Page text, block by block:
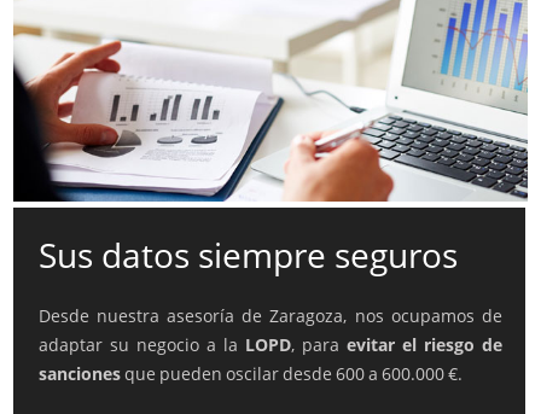
Sus datos siempre seguros
Desde nuestra asesoría de Zaragoza, nos ocupamos de
adaptar su negocio a la LOPD, para evitar el riesgo de
sancionesque pueden oscilar desde 600 a 600.000 €.